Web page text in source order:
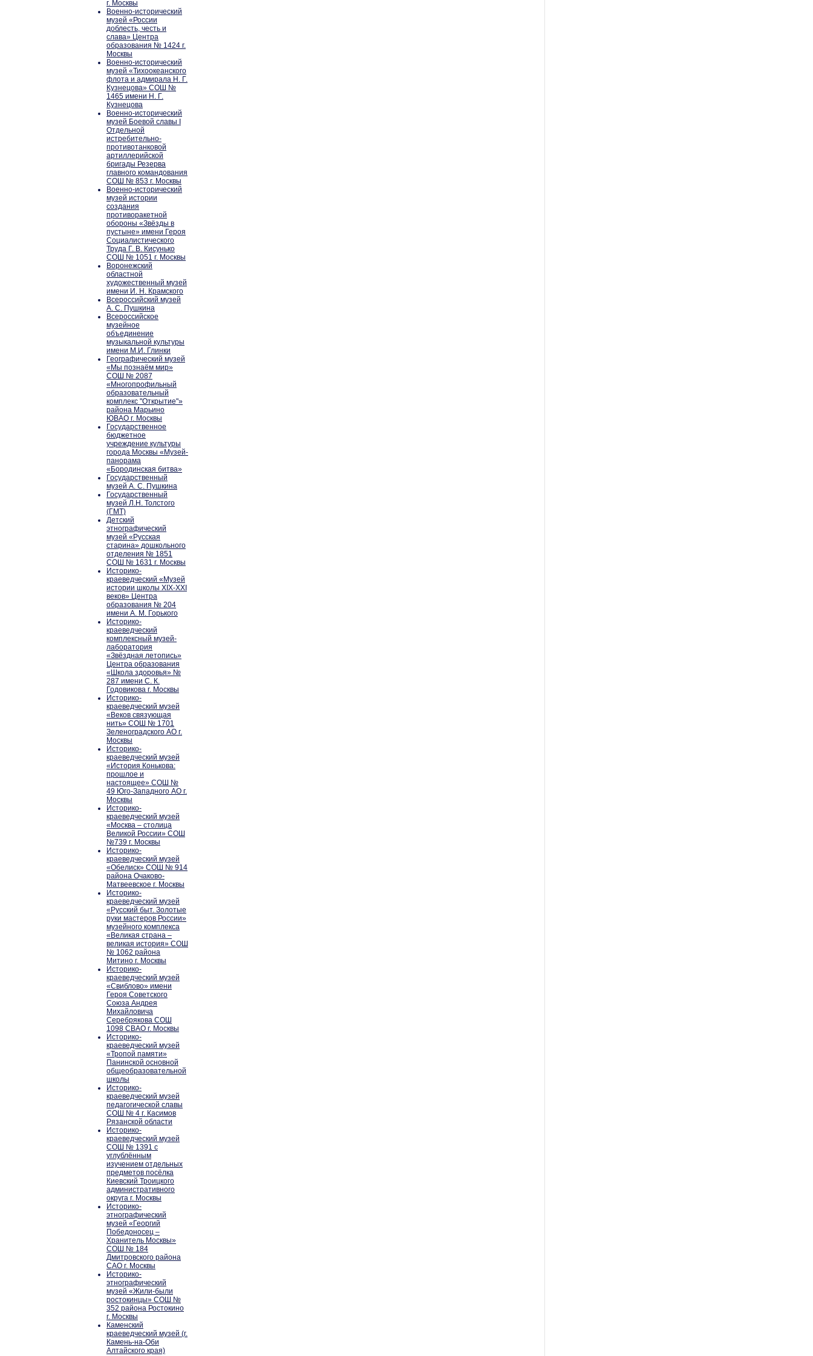
г. Москвы
Военно-исторический
музей «России
доблесть, честь и
слава» Центра
образования № 1424 г.
Москвы
Военно-исторический
музей «Тихоокеанского
флота и адмирала Н. Г.
Кузнецова» СОШ №
1465 имени Н. Г.
Кузнецова
Военно-исторический
музей Боевой славы I
Отдельной
истребительно-
противотанковой
артиллерийской
бригады Резерва
главного командования
СОШ № 853 г. Москвы
Военно-исторический
музей истории
создания
противоракетной
обороны «Звёзды в
пустыне» имени Героя
Социалистического
Труда Г. В. Кисунько
СОШ № 1051 г. Москвы
Воронежский
областной
художественный музей
имени И. Н. Крамского
Всероссийский музей
А. С. Пушкина
Всероссийское
музейное
объединение
музыкальной культуры
имени М.И. Глинки
Географический музей
«Мы познаём мир»
СОШ № 2087
«Многопрофильный
образовательный
комплекс "Открытие"»
района Марьино
ЮВАО г. Москвы
Государственное
бюджетное
учреждение культуры
города Москвы «Музей-
панорама
«Бородинская битва»
Государственный
музей А. С. Пушкина
Государственный
музей Л.Н. Толстого
(ГМТ)
Детский
этнографический
музей «Русская
старина» дошкольного
отделения № 1851
СОШ № 1631 г. Москвы
Историко-
краеведческий «Музей
истории школы XIX-XXI
веков» Центра
образования № 204
имени А. М. Горького
Историко-
краеведческий
комплексный музей-
лаборатория
«Звёздная летопись»
Центра образования
«Школа здоровья» №
287 имени С. К.
Годовикова г. Москвы
Историко-
краеведческий музей
«Веков связующая
нить» СОШ № 1701
Зеленоградского АО г.
Москвы
Историко-
краеведческий музей
«История Конькова:
прошлое и
настоящее» СОШ №
49 Юго-Западного АО г.
Москвы
Историко-
краеведческий музей
«Москва – столица
Великой России» СОШ
№739 г. Москвы
Историко-
краеведческий музей
«Обелиск» СОШ № 914
района Очаково-
Матвеевское г. Москвы
Историко-
краеведческий музей
«Русский быт. Золотые
руки мастеров России»
музейного комплекса
«Великая страна –
великая история» СОШ
№ 1062 района
Митино г. Москвы
Историко-
краеведческий музей
«Свиблово» имени
Героя Советского
Союза Андрея
Михайловича
Серебрякова СОШ
1098 СВАО г. Москвы
Историко-
краеведческий музей
«Тропой памяти»
Панинской основной
общеобразовательной
школы
Историко-
краеведческий музей
педагогической славы
СОШ № 4 г. Касимов
Рязанской области
Историко-
краеведческий музей
СОШ № 1391 с
углублённым
изучением отдельных
предметов посёлка
Киевский Троицкого
административного
округа г. Москвы
Историко-
этнографический
музей «Георгий
Победоносец –
Хранитель Москвы»
СОШ № 184
Дмитровского района
САО г. Москвы
Историко-
этнографический
музей «Жили-были
ростокинцы» СОШ №
352 района Ростокино
г. Москвы
Каменский
краеведческий музей (г.
Камень-на-Оби
Алтайского края)